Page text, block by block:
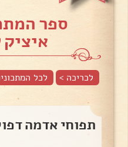
ספר
לכריכה > לכל
תפוחי אדמה